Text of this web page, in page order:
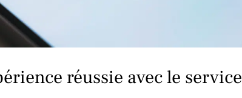
réussie avec le service